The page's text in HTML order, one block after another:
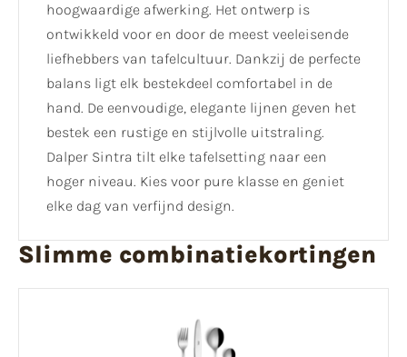
hoogwaardige afwerking. Het ontwerp is
ontwikkeld voor en door de meest veeleisende
liefhebbers van tafelcultuur. Dankzij de perfecte
balans ligt elk bestekdeel comfortabel in de
hand. De eenvoudige, elegante lijnen geven het
bestek een rustige en stijlvolle uitstraling.
Dalper Sintra tilt elke tafelsetting naar een
hoger niveau. Kies voor pure klasse en geniet
elke dag van verfijnd design.
Slimme combinatiekortingen